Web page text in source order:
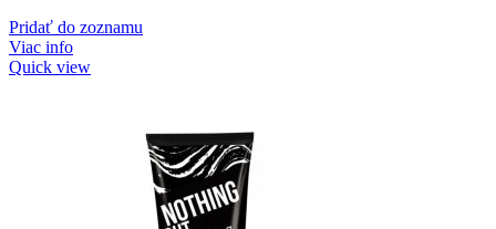
Pridať do zoznamu
Viac info
Quick view